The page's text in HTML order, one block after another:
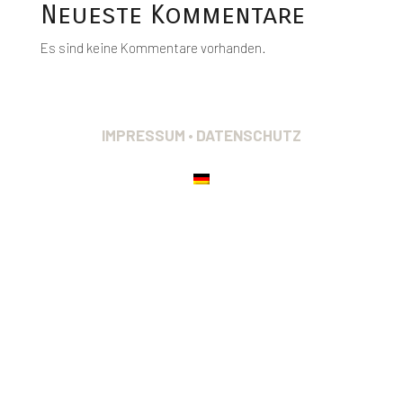
Neueste Kommentare
Es sind keine Kommentare vorhanden.
IMPRESSUM • DATENSCHUTZ